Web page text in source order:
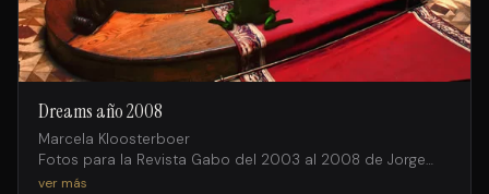
Dreams año 2008
Marcela Kloosterboer
Fotos para la Revista Gabo del 2003 al 2008 de Jorge
Salto intervenidas digitalmente por Facundo Iglesias
ver más